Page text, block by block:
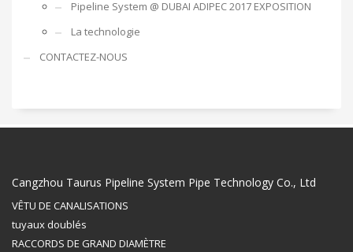
Pipeline System @ DUBAI ADIPEC 2017 EXPOSITION
La technologie
CONTACTEZ-NOUS
Cangzhou Taurus Pipeline System Pipe Technology Co., Ltd
VÊTU DE CANALISATIONS
tuyaux doublés
RACCORDS DE GRAND DIAMÈTRE